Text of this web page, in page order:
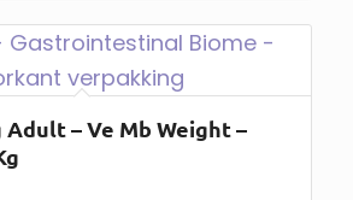
Adult – Ve Mb Weight –